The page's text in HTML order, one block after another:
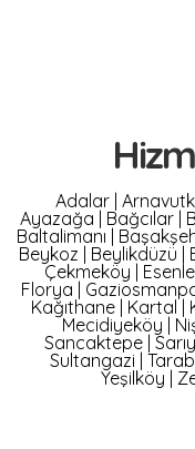
Adalar
Ayazağa
Bağcılar|
Baltalimanı
Beykoz
Beylikdüzü
Çekmeköy
Florya
Kağıthane Kartal
Mecidiyeköy
Sancaktepe
Sultangazi
Yeşilköy